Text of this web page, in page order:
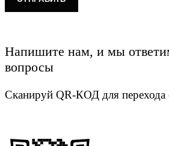
Напишите нам, и мы
вопросы
Сканируй QR-КОД для перехода